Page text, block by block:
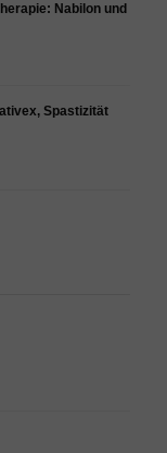
Nabilon und
Spastizität